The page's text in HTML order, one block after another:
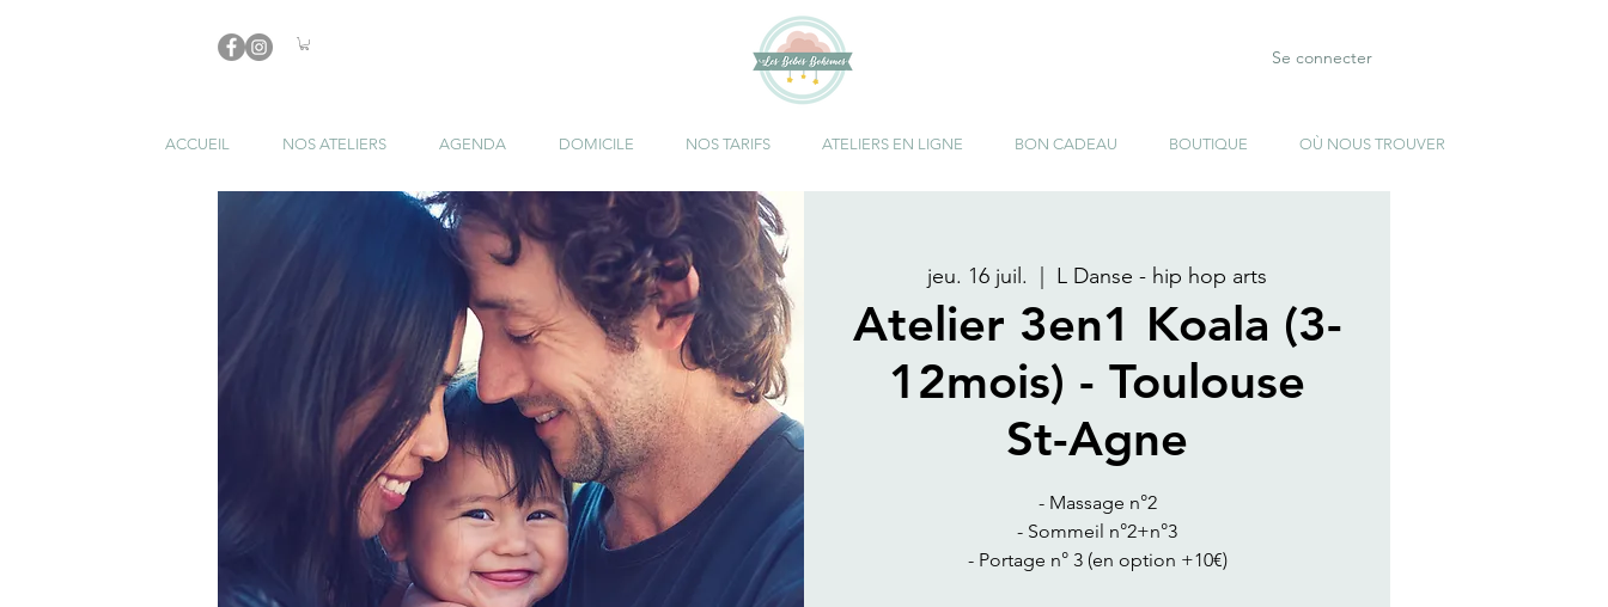
Se connecter
ACCUEIL NOS ATELIERS AGENDA DOMICILE NOS TARIFS ATELIERS EN LIGNE BON CADEAU BOUTIQUE OÙ NOUS TROUVER
jeu. 16 juil. L Danse - hip hop arts
Atelier 3en1 Koala (3-
12mois) - Toulouse
St-Agne
- Massage n°2
- Sommeil n°2+n°3
- Portage n° 3 (en option +10€)